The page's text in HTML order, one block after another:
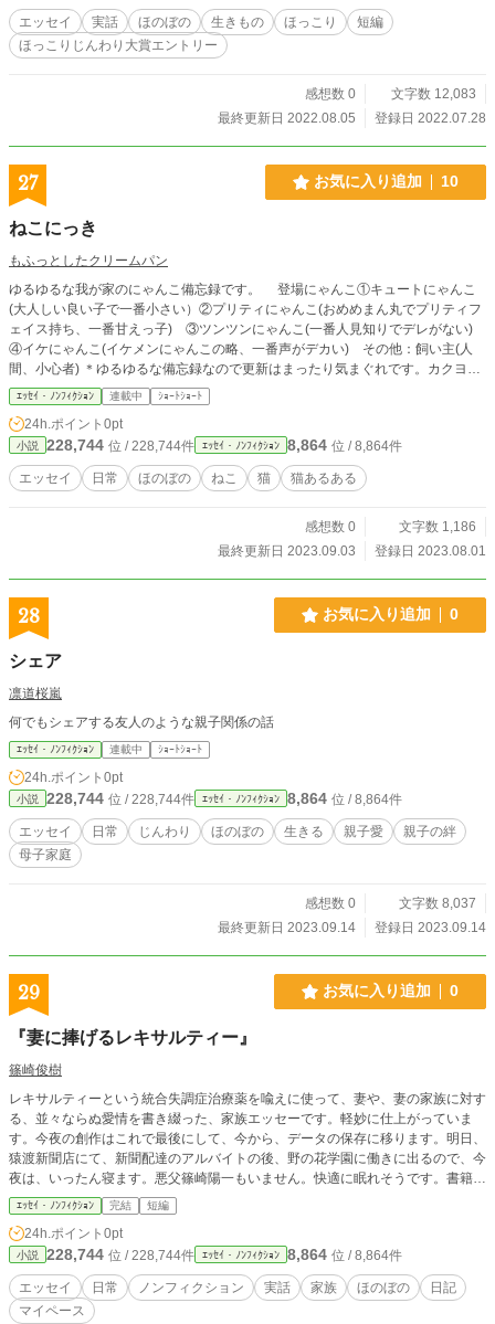
エッセイ 実話 ほのぼの 生きもの ほっこり
短編
ほっこりじんわり大賞エントリー
感想数 0
文字数 12,083
最終更新日 2022.08.05
登録日 2022.07.28
27 お気に入り追加 10
ねこにっき
もふっとしたクリームパン
ゆるゆるな我が家のにゃんこ備忘録です。 登場にゃんこ①キュートにゃんこ
(大人しい良い子で一番小さい）②プリティにゃんこ(おめめまん丸でプリティフ
ェイス持ち、一番甘えっ子) ③ツンツンにゃんこ(一番人見知りでデレがない)
④イケにゃんこ(イケメンにゃんこの略、一番声がデカい) その他：飼い主(人
間、小心者) ＊ゆるゆるな備忘録なので更新はまったり気まぐれです。カクヨム
様でも公開中。
ｴｯｾｲ・ﾉﾝﾌｨｸｼｮﾝ 連載中 ｼｮｰﾄｼｮｰﾄ
24h.ポイント 0pt
小説 228,744 位 / 228,744件 ｴｯｾｲ・ﾉﾝﾌｨｸｼｮﾝ 8,864 位 / 8,864件
エッセイ 日常 ほのぼの ねこ 猫 猫あるある
感想数 0
文字数 1,186
最終更新日 2023.09.03
登録日 2023.08.01
28 お気に入り追加 0
シェア
凛道桜嵐
何でもシェアする友人のような親子関係の話
ｴｯｾｲ・ﾉﾝﾌｨｸｼｮﾝ 連載中 ｼｮｰﾄｼｮｰﾄ
24h.ポイント 0pt
小説 228,744 位 / 228,744件 ｴｯｾｲ・ﾉﾝﾌｨｸｼｮﾝ 8,864 位 / 8,864件
エッセイ 日常 じんわり ほのぼの 生きる 親子愛
親子の絆
母子家庭
感想数 0
文字数 8,037
最終更新日 2023.09.14
登録日 2023.09.14
29 お気に入り追加 0
『妻に捧げるレキサルティー』
篠崎俊樹
レキサルティーという統合失調症治療薬を喩えに使って、妻や、妻の家族に対す
る、並々ならぬ愛情を書き綴った、家族エッセーです。軽妙に仕上がっていま
す。今夜の創作はこれで最後にして、今から、データの保存に移ります。明日、
猿渡新聞店にて、新聞配達のアルバイトの後、野の花学園に働きに出るので、今
夜は、いったん寝ます。悪父篠崎陽一もいません。快適に眠れそうです。書籍化
は無理だと思われますが、どうぞよろしくお願いいたします！
ｴｯｾｲ・ﾉﾝﾌｨｸｼｮﾝ 完結 短編
24h.ポイント 0pt
小説 228,744 位 / 228,744件 ｴｯｾｲ・ﾉﾝﾌｨｸｼｮﾝ 8,864 位 / 8,864件
エッセイ 日常 ノンフィクション 実話 家族 ほのぼの
日記
マイペース